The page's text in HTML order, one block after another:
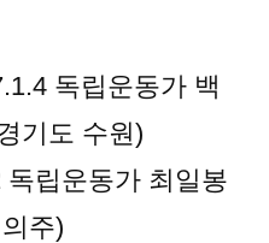
독립운동가 백
기도 수원)
독립운동가 최일봉
주)